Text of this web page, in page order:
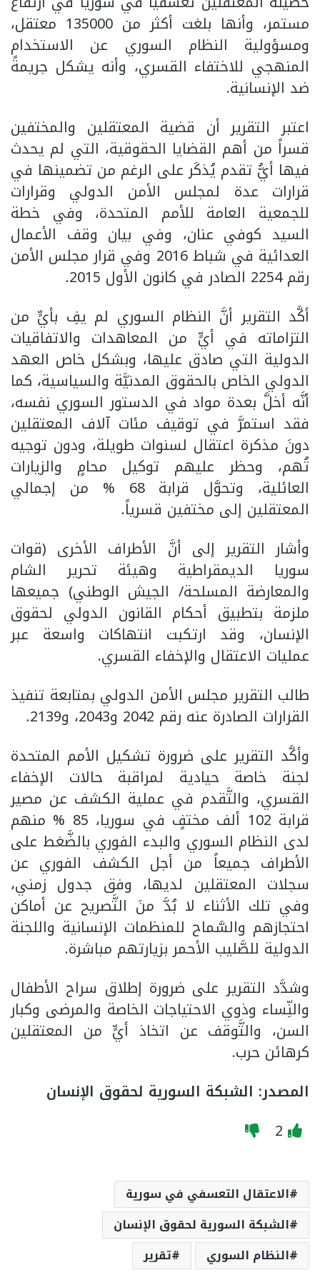
مستمر، وأنها بلغت أكثر من 135000 معتقل،
ومسؤولية النظام السوري عن الاستخدام
المنهجي للاختفاء القسري، وأنه يشكل جريمةً
ضد الإنسانية.
اعتبر التقرير أن قضية المعتقلين والمختفين
قسراً من أهم القضايا الحقوقية، التي لم يحدث
فيها أيُّ تقدم يُذكَر على الرغم من تضمينها في
قرارات عدة لمجلس الأمن الدولي وقرارات
للجمعية العامة للأمم المتحدة، وفي خطة
السيد كوفي عنان، وفي بيان وقف الأعمال
العدائية في شباط 2016 وفي قرار مجلس الأمن
رقم 2254 الصادر في كانون الأول 2015.
أكَّد التقرير أنَّ النظام السوري لم يفِ بأيٍّ من
التزاماته في أيٍّ من المعاهدات والاتفاقيات
الدولية التي صادق عليها، وبشكل خاص العهد
الدولي الخاص بالحقوق المدنيَّة والسياسية، كما
أنَّه أخلَّ بعدة مواد في الدستور السوري نفسه،
فقد استمرَّ في توقيف مئات آلاف المعتقلين
دونَ مذكرة اعتقال لسنوات طويلة، ودون توجيه
تُهم، وحظر عليهم توكيل محامٍ والزيارات
العائلية، وتحوَّل قرابة 68 % من إجمالي
المعتقلين إلى مختفين قسرياً.
وأشار التقرير إلى أنَّ الأطراف الأخرى (قوات
سوريا الديمقراطية وهيئة تحرير الشام
والمعارضة المسلحة/ الجيش الوطني) جميعها
ملزمة بتطبيق أحكام القانون الدولي لحقوق
الإنسان، وقد ارتكبت انتهاكات واسعة عبر
عمليات الاعتقال والإخفاء القسري.
طالب التقرير مجلس الأمن الدولي بمتابعة تنفيذ
القرارات الصادرة عنه رقم 2042 و2043، و2139.
وأكَّد التقرير على ضرورة تشكيل الأمم المتحدة
لجنة خاصة حيادية لمراقبة حالات الإخفاء
القسري، والتَّقدم في عملية الكشف عن مصير
قرابة 102 ألف مختفٍ في سوريا، 85 % منهم
لدى النظام السوري والبدء الفوري بالضَّغط على
الأطراف جميعاً من أجل الكشف الفوري عن
سجلات المعتقلين لديها، وفق جدول زمني،
وفي تلك الأثناء لا بُدَّ منَ التَّصريح عن أماكن
احتجازهم والسَّماح للمنظمات الإنسانية واللجنة
الدولية للصَّليب الأحمر بزيارتهم مباشرة.
وشدَّد التقرير على ضرورة إطلاق سراح الأطفال
والنِّساء وذوي الاحتياجات الخاصة والمرضى وكبار
السن، والتَّوقف عن اتخاذ أيٍّ من المعتقلين
كرهائن حرب.
المصدر: الشبكة السورية لحقوق الإنسان
2
الاعتقال التعسفي في سورية
الشبكة السورية لحقوق الإنسان
النظام السوري
تقرير